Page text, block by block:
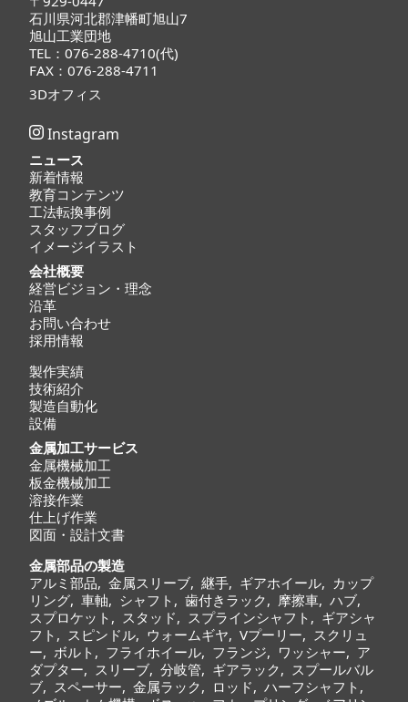
石川県河北郡津幡町旭山7
旭山工業団地
TEL：076-288-4710(代)
FAX：076-288-4711
3Dオフィス
Instagram
ニュース
新着情報
教育コンテンツ
工法転換事例
スタッフブログ
イメージイラスト
会社概要
経営ビジョン・理念
沿革
お問い合わせ
採用情報
製作実績
技術紹介
製造自動化
設備
金属加工サービス
金属機械加工
板金機械加工
溶接作業
仕上げ作業
図面・設計文書
金属部品の製造
アルミ部品, 金属スリーブ, 継手, ギアホイール, カップ
リング, 車軸, シャフト , 歯付きラック, 摩擦車, ハブ,
スプロケット , スタッド, スプラインシャフト , ギアシャ
フト , スピンドル, ウォームギヤ, Vプーリー, スクリュ
ー, ボルト , フライホイール, フランジ, ワッシャー, ア
ダプター, スリーブ, 分岐管, ギアラック, スプールバル
ブ, スペーサー, 金属ラック, ロッド, ハーフシャフト ,